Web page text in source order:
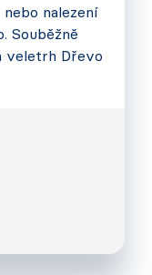
nalezení
Souběžně
veletrh Dřevo